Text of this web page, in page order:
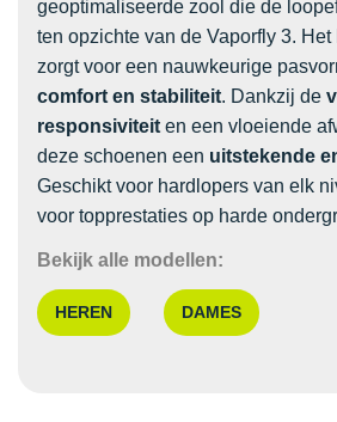
geoptimaliseerde zool die de
ten opzichte van de Vaporfly 3.
zorgt voor een nauwkeurige
comfort en stabiliteit. Dankzij de
responsiviteit en een vloeiende
deze schoenen een uitstekende
Geschikt voor hardlopers van elk
voor topprestaties op harde
Bekijk alle modellen:
HEREN DAMES